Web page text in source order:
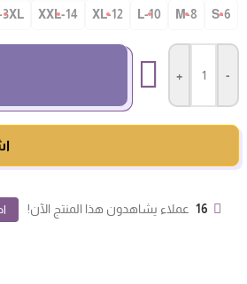
S-6
8-M
10-L
12-XL
14-XXL
3XL
-
+
16 عملاء يشاهدون هذا المنتج الآن!